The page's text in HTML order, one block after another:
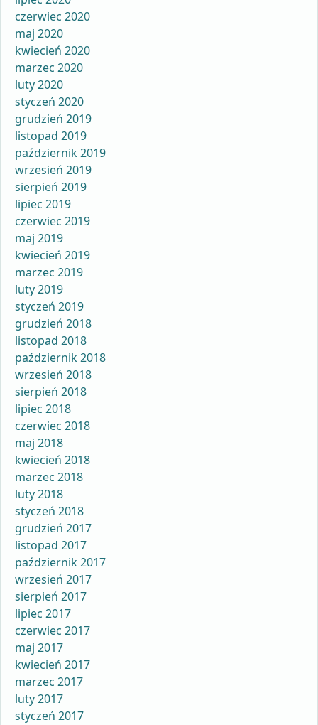
czerwiec 2020
maj 2020
kwiecień 2020
marzec 2020
luty 2020
styczeń 2020
grudzień 2019
listopad 2019
październik 2019
wrzesień 2019
sierpień 2019
lipiec 2019
czerwiec 2019
maj 2019
kwiecień 2019
marzec 2019
luty 2019
styczeń 2019
grudzień 2018
listopad 2018
październik 2018
wrzesień 2018
sierpień 2018
lipiec 2018
czerwiec 2018
maj 2018
kwiecień 2018
marzec 2018
luty 2018
styczeń 2018
grudzień 2017
listopad 2017
październik 2017
wrzesień 2017
sierpień 2017
lipiec 2017
czerwiec 2017
maj 2017
kwiecień 2017
marzec 2017
luty 2017
styczeń 2017